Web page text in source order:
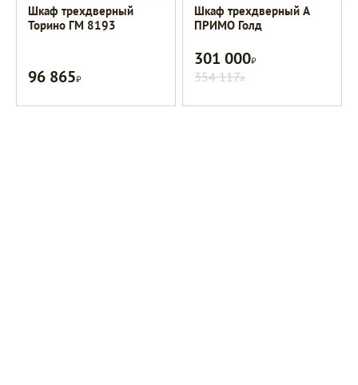
Шкаф трехдверный
Торино ГМ 8193
96 865Р
Шкаф трехдверный A
ПРИМО Голд
301 000Р
354 117Р